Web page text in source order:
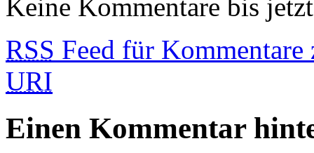
Keine Kommentare bis
RSS Feed für Kommentare
URI
Einen Kommentar